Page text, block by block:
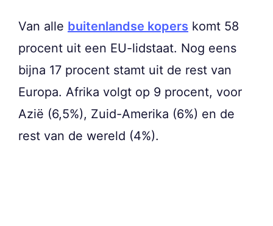
Van alle buitenlandse kopers komt 58
procent uit een EU-lidstaat. Nog eens
bijna 17 procent stamt uit de rest van
Europa. Afrika volgt op 9 procent, voor
Azië (6,5%), Zuid-Amerika (6%) en de
rest van de wereld (4%).